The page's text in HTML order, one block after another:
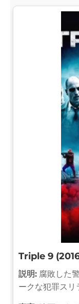
Triple 9
説明: 腐敗した
ークな犯罪スリ